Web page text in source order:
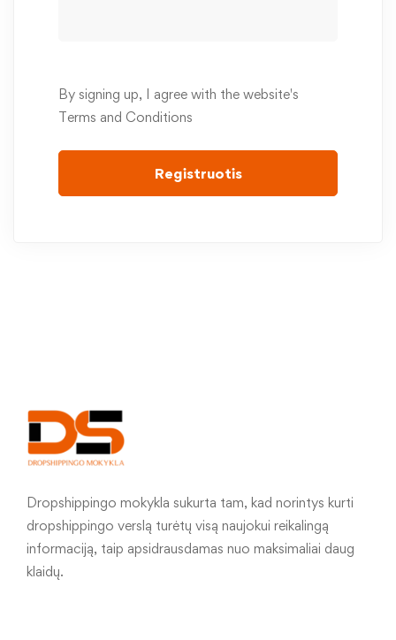
By signing up, I agree with the website's
Terms and Conditions
Registruotis
Dropshippingo mokykla sukurta tam, kad norintys kurti
dropshippingo verslą turėtų visą naujokui reikalingą
informaciją, taip apsidrausdamas nuo maksimaliai daug
klaidų.